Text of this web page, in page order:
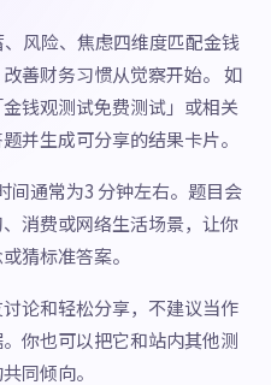
风险、焦虑四维度匹配金钱
善财务习惯从觉察开始。 如
钱观测试免费测试」或相关
并生成可分享的结果卡片。
间通常为3 分钟左右。题目会
消费或网络生活场景，让你
猜标准答案。
论和轻松分享，不建议当作
你也可以把它和站内其他测
同倾向。